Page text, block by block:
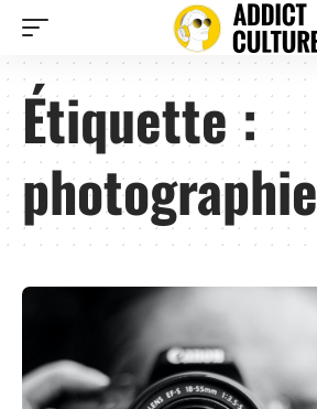
Étiquette :
photographie